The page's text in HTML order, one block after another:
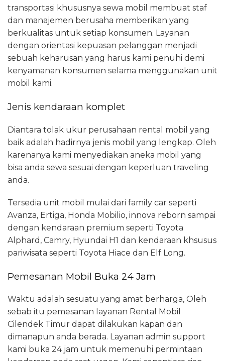
transportasi khususnya sewa mobil membuat staf
dan manajemen berusaha memberikan yang
berkualitas untuk setiap konsumen. Layanan
dengan orientasi kepuasan pelanggan menjadi
sebuah keharusan yang harus kami penuhi demi
kenyamanan konsumen selama menggunakan unit
mobil kami.
Jenis kendaraan komplet
Diantara tolak ukur perusahaan rental mobil yang
baik adalah hadirnya jenis mobil yang lengkap. Oleh
karenanya kami menyediakan aneka mobil yang
bisa anda sewa sesuai dengan keperluan traveling
anda.
Tersedia unit mobil mulai dari family car seperti
Avanza, Ertiga, Honda Mobilio, innova reborn sampai
dengan kendaraan premium seperti Toyota
Alphard, Camry, Hyundai H1 dan kendaraan khsusus
pariwisata seperti Toyota Hiace dan Elf Long.
Pemesanan Mobil Buka 24 Jam
Waktu adalah sesuatu yang amat berharga, Oleh
sebab itu pemesanan layanan Rental Mobil
Cilendek Timur dapat dilakukan kapan dan
dimanapun anda berada. Layanan admin support
kami buka 24 jam untuk memenuhi permintaan